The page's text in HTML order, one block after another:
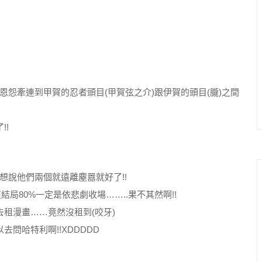
牽連到甲賀的忍者頭目(甲賀弦之介)跟伊賀的頭目(朧)之間
!!
他們兩個就遠離塵囂就好了!!
局80%一定是依悲劇收場……..果不其然啊!!
租漫畫……竟然沒租到(咬牙)
問哈特利啊!!XDDDDD